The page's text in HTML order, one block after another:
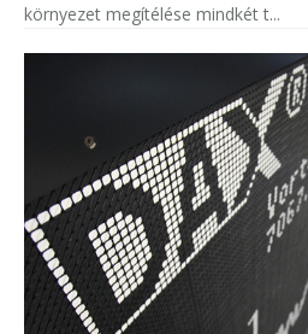
környezet megítélése mindkét t...